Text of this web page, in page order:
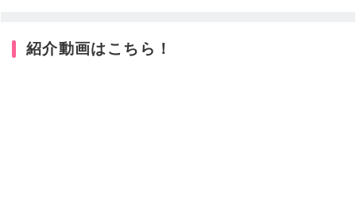
紹介動画はこちら！